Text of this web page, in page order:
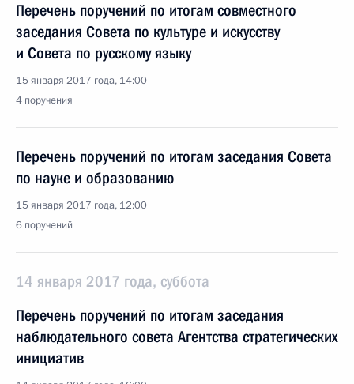
Перечень поручений по итогам совместного
заседания Совета по культуре и искусству
и Совета по русскому языку
15 января 2017 года, 14:00
4 поручения
Перечень поручений по итогам заседания Совета
по науке и образованию
15 января 2017 года, 12:00
6 поручений
14 января 2017 года, суббота
Перечень поручений по итогам заседания
наблюдательного совета Агентства стратегических
инициатив